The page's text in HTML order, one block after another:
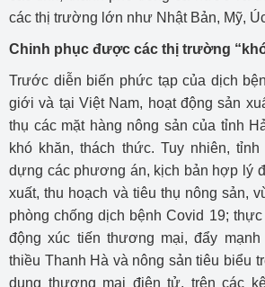
các thị trường lớn như Nhật Bản, Mỹ,
Chinh phục được các thị trường
Trước diễn biến phức tạp của dịch
giới và tại Việt Nam, hoạt động sản
thụ các mặt hàng nông sản của tỉnh
khó khăn, thách thức. Tuy nhiên,
dựng các phương án, kịch bản hợp lý
xuất, thu hoạch và tiêu thụ nông sản,
phòng chống dịch bệnh Covid 19;
động xúc tiến thương mại, đẩy
thiều Thanh Hà và nông sản tiêu biểu
dụng thương mại điện tử, trên các